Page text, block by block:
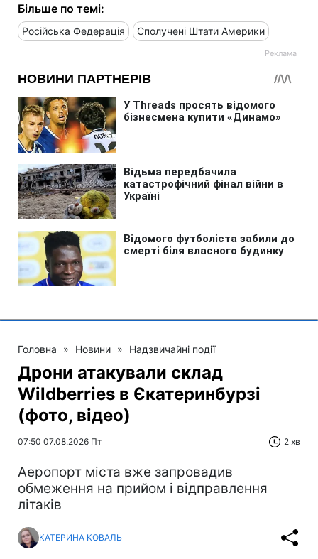
Більше по темі:
Російська Федерація Сполучені Штати Америки
Головна » Новини » Надзвичайні події
Дрони атакували склад
Wildberries в Єкатеринбурзі
(фото, відео)
07:50 07.08.2026 Пт 2 хв
Аеропорт міста вже запровадив
обмеження на прийом і відправлення
літаків
КАТЕРИНА КОВАЛЬ